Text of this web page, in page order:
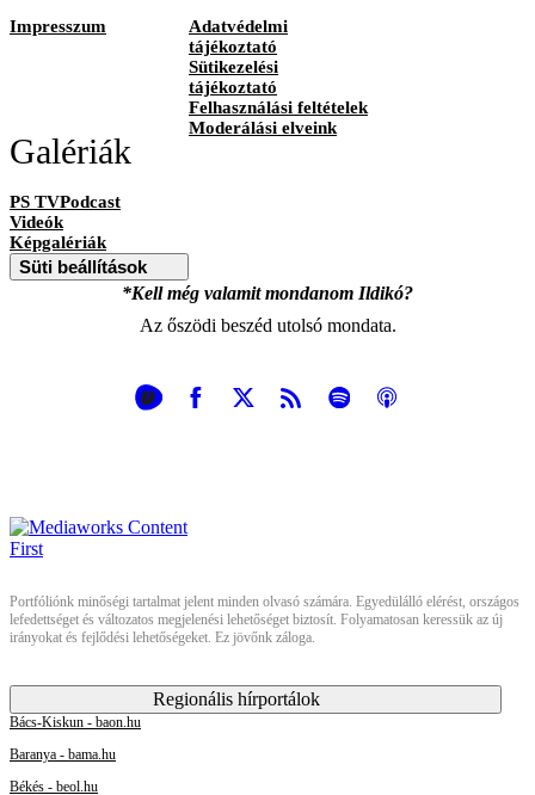
Impresszum
Adatvédelmi
tájékoztató
Sütikezelési
tájékoztató
Felhasználási feltételek
Moderálási elveink
Galériák
PS TVPodcast
Videók
Képgalériák
Süti beállítások
*Kell még valamit mondanom Ildikó?
Az őszödi beszéd utolsó mondata.
Portfóliónk minőségi tartalmat jelent minden olvasó számára. Egyedülálló elérést, országos
lefedettséget és változatos megjelenési lehetőséget biztosít. Folyamatosan keressük az új
irányokat és fejlődési lehetőségeket. Ez jövőnk záloga.
Regionális hírportálok
Bács-Kiskun - baon.hu
Baranya - bama.hu
Békés - beol.hu